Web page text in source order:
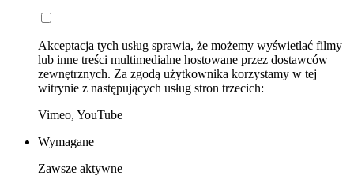
Akceptacja tych usług sprawia, że możemy wyświetlać filmy
lub inne treści multimedialne hostowane przez dostawców
zewnętrznych. Za zgodą użytkownika korzystamy w tej
witrynie z następujących usług stron trzecich:
Vimeo, YouTube
Wymagane
Zawsze aktywne